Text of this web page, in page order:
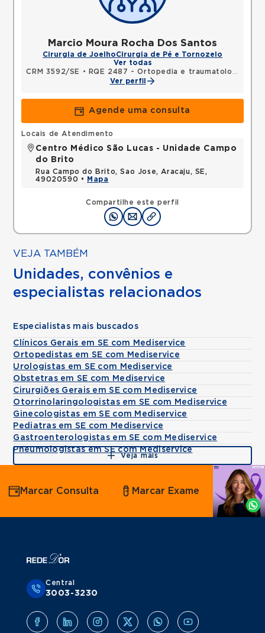
Marcio Moura Rocha Dos Santos
Cirurgia de JoelhoCirurgia de Pé e Tornozelo
Ver todas
CRM 3592/SE
•
RQE 2487 - Ortopedia e traumatologia
Ver perfil
Agende uma consulta
Compartilhe este perfil
Locais de Atendimento
Centro Médico São Lucas - Unidade Campo
do Brito
Rua Campo do Brito, Sao Jose, Aracaju, SE,
49020590 •
Mapa
VEJA TAMBÉM
Unidades, convênios e
especialistas relacionados
Especialistas mais buscados
Clínicos Gerais em SE com Mediservice
Ortopedistas em SE com Mediservice
Urologistas em SE com Mediservice
Obstetras em SE com Mediservice
Cirurgiões Gerais em SE com Mediservice
Otorrinolaringologistas em SE com Mediservice
Ginecologistas em SE com Mediservice
Pediatras em SE com Mediservice
Gastroenterologistas em SE com Mediservice
Pneumologistas em SE com Mediservice
Veja mais
Agende
por
Whatsapp
Marcar Consulta Marcar Exame
Central
3003-3230